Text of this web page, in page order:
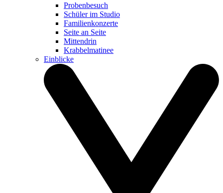
Probenbesuch
Schüler im Studio
Familienkonzerte
Seite an Seite
Mittendrin
Krabbelmatinee
Einblicke